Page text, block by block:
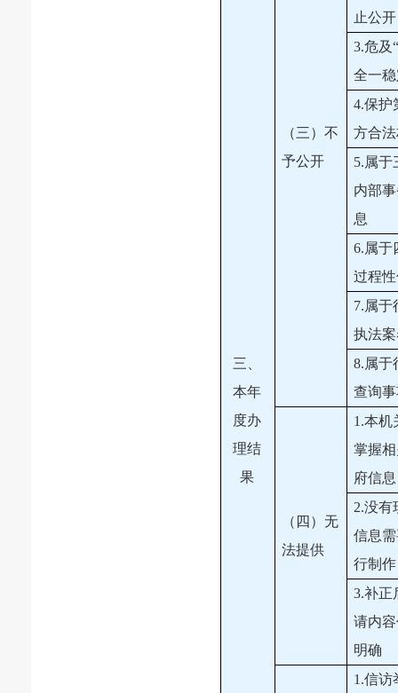
三、
本年
度办
理结
果
（三）不
予公开
止公开
3.危及
全一稳
4.保护
方合
5.属于
内部
息
6.属于
过程
7.属于
执法
8.属于
查询
（四）无
法提供
1.本机
掌握
府信息
2.没有
信息
行制作
3.补正
请内
明确
1.信访